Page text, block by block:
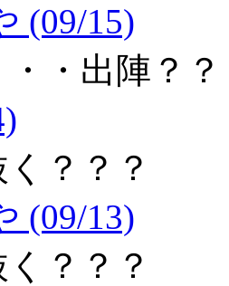
(09/15)
・・出陣？
？？？
(09/13)
？？？